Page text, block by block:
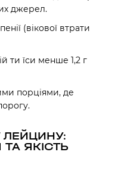
джерел.
(вікової втрати
ти їси менше 1,2 г
порціями, де
ЯКІСТЬ